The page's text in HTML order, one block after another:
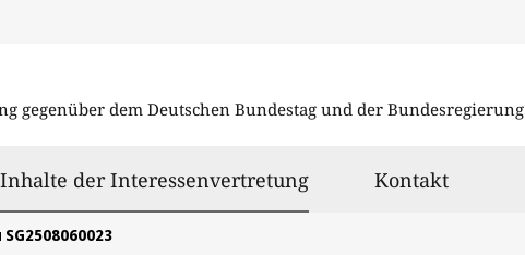
gegenüber dem Deutschen Bundestag und der Bundesregierung
Inhalte der Interessenvertretungausgewählt
Kontakt